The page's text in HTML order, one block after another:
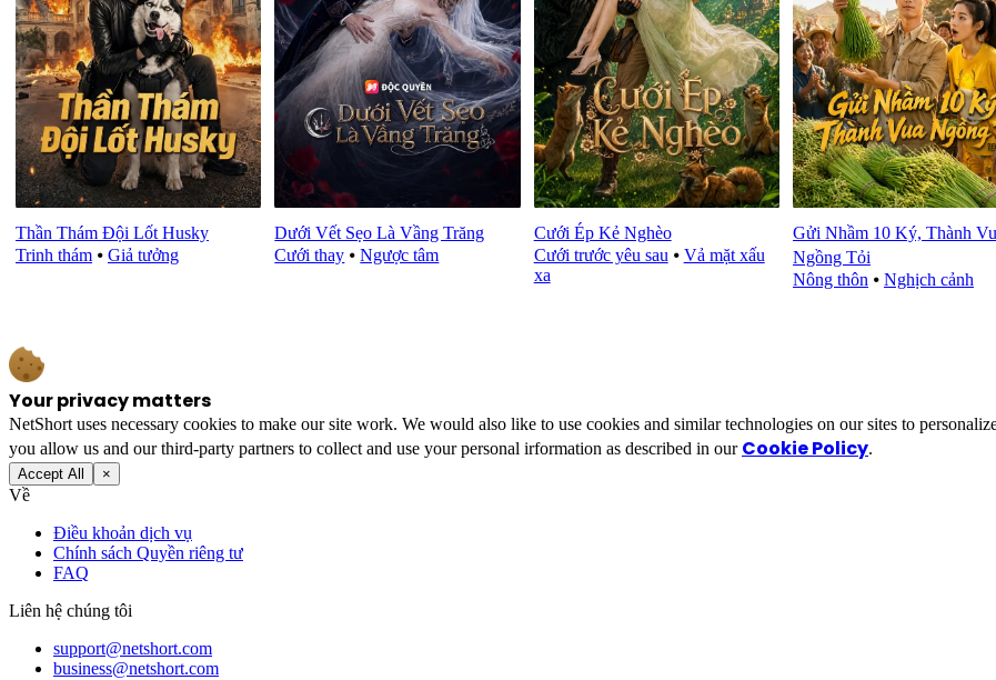
Thần Thám Đội Lốt Husky
Trinh thám ⦁ Giả tưởng
Dưới Vết Sẹo Là Vầng Trăng
Cưới thay ⦁Ngược tâm
Cưới Ép Kẻ Nghèo
Cưới trước yêu sau ⦁ Vả mặt xấu
xa
Gửi Nhầm 10 Ký, Thành
Ngồng Tỏi
Nông thôn ⦁ Nghịch cảnh
Your privacy matters
NetShort uses necessary cookies to make our site work. We would also like to use cookies and similar technologies on our sites to
you allow us and our third-party partners to collect and use your personal irformation as described in our Cookie Policy.
Accept All ×
Về
Điều khoản dịch vụ
Chính sách Quyền riêng tư
FAQ
Liên hệ chúng tôi
support@netshort.com
business@netshort.com